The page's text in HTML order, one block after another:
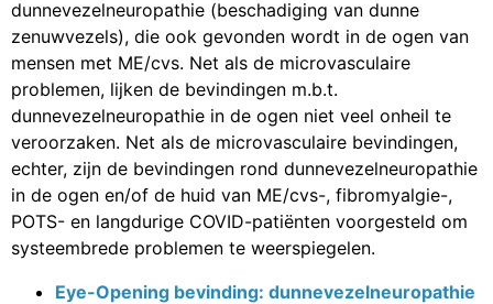
dunnevezelneuropathie (beschadiging van dunne
zenuwvezels), die ook gevonden wordt in de ogen van
mensen met ME/cvs. Net als de microvasculaire
problemen, lijken de bevindingen m.b.t.
dunnevezelneuropathie in de ogen niet veel onheil te
veroorzaken. Net als de microvasculaire bevindingen,
echter, zijn de bevindingen rond dunnevezelneuropathie
in de ogen en/of de huid van ME/cvs-, fibromyalgie-,
POTS- en langdurige COVID-patiënten voorgesteld om
systeembrede problemen te weerspiegelen.
Eye-Opening bevinding: dunnevezelneuropathie